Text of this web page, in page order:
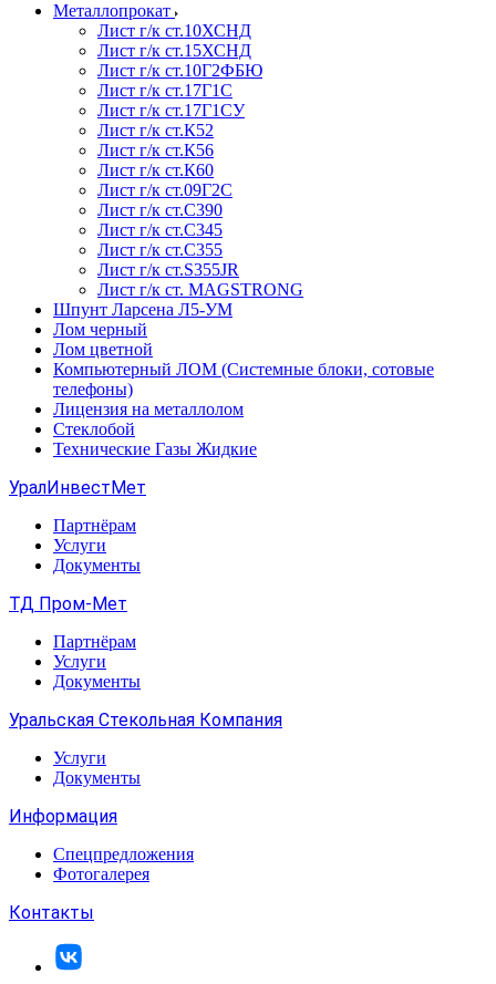
Металлопрокат
Лист г/к ст.10ХСНД
Лист г/к ст.15ХСНД
Лист г/к ст.10Г2ФБЮ
Лист г/к ст.17Г1С
Лист г/к ст.17Г1СУ
Лист г/к ст.К52
Лист г/к ст.К56
Лист г/к ст.К60
Лист г/к ст.09Г2С
Лист г/к ст.C390
Лист г/к ст.C345
Лист г/к ст.C355
Лист г/к ст.S355JR
Лист г/к ст. MAGSTRONG
Шпунт Ларсена Л5-УМ
Лом черный
Лом цветной
Компьютерный ЛОМ (Системные блоки, сотовые
телефоны)
Лицензия на металлолом
Стеклобой
Технические Газы Жидкие
УралИнвестМет
Партнёрам
Услуги
Документы
ТД Пром-Мет
Партнёрам
Услуги
Документы
Уральская Стекольная Компания
Услуги
Документы
Информация
Спецпредложения
Фотогалерея
Контакты